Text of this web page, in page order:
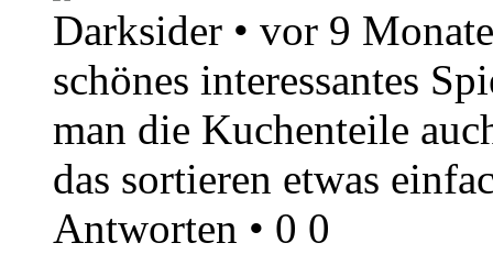
Darksider • vor 9
schönes interessantes
man die Kuchenteile
das sortieren etwas
Antworten • 0 0